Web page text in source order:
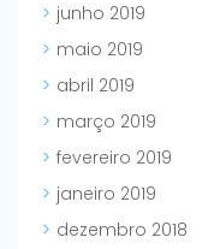
junho 2019
maio 2019
abril 2019
março 2019
fevereiro 2019
janeiro 2019
dezembro 2018